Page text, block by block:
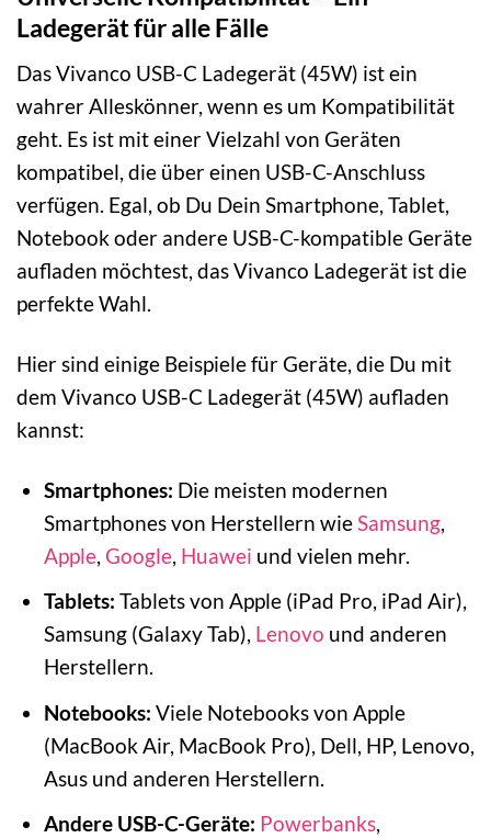
Ladegerät für alle Fälle
Das Vivanco USB-C Ladegerät (45W) ist ein
wahrer Alleskönner, wenn es um Kompatibilität
geht. Es ist mit einer Vielzahl von Geräten
kompatibel, die über einen USB-C-Anschluss
verfügen. Egal, ob Du Dein Smartphone, Tablet,
Notebook oder andere USB-C-kompatible Geräte
aufladen möchtest, das Vivanco Ladegerät ist die
perfekte Wahl.
Hier sind einige Beispiele für Geräte, die Du mit
dem Vivanco USB-C Ladegerät (45W) aufladen
kannst:
Smartphones: Die meisten modernen
Smartphones von Herstellern wieSamsung,
Apple, Google, Huawei und vielen mehr.
Tablets: Tablets von Apple (iPad Pro, iPad Air),
Samsung (Galaxy Tab), Lenovo und anderen
Herstellern.
Notebooks: Viele Notebooks von Apple
(MacBook Air, MacBook Pro), Dell, HP, Lenovo,
Asus und anderen Herstellern.
Andere USB-C-Geräte: Powerbanks,